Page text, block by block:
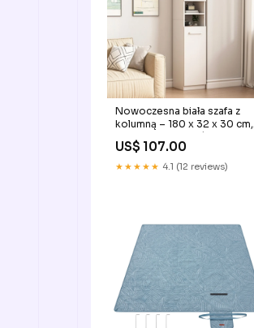
Nowoczesna biała szafa z
kolumną – 180 x 32 x 30 cm,
MDF
US$ 107.00
★★★★★ 4.1 (12 reviews)